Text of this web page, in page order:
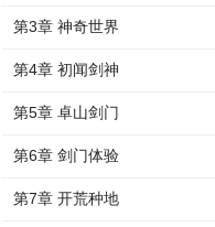
第3章 神奇世界
第4章 初闻剑神
第5章 卓山剑门
第6章 剑门体验
第7章 开荒种地